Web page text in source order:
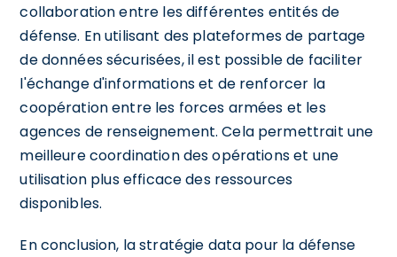
collaboration entre les différentes entités de
défense. En utilisant des plateformes de partage
de données sécurisées, il est possible de faciliter
l'échange d'informations et de renforcer la
coopération entre les forces armées et les
agences de renseignement. Cela permettrait une
meilleure coordination des opérations et une
utilisation plus efficace des ressources
disponibles.
En conclusion, la stratégie data pour la défense